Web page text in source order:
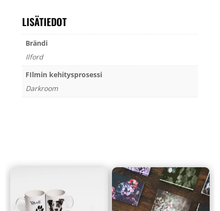
määrä
LISÄTIEDOT
Brändi
Ilford
FIlmin kehitysprosessi
Darkroom